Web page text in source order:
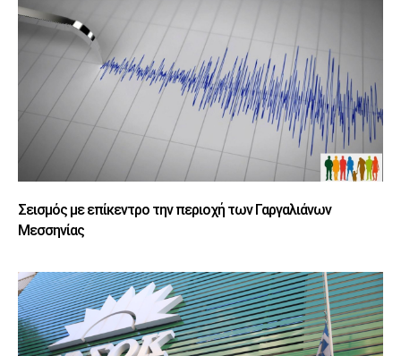
Σεισμός με επίκεντρο την περιοχή των Γαργαλιάνων
Μεσσηνίας